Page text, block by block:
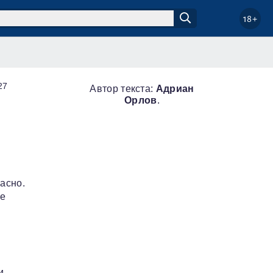
18+
Автор текста: Адриан
Орлов.